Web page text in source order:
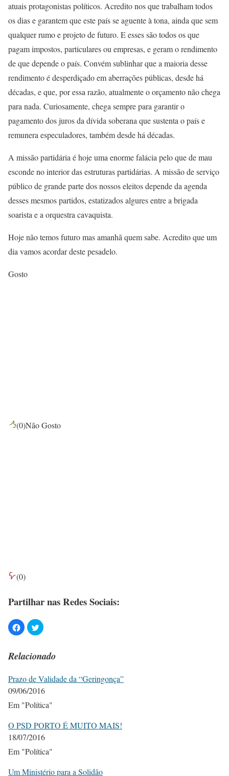
atuais protagonistas políticos. Acredito nos que trabalham todos
os dias e garantem que este país se aguente à tona, ainda que sem
qualquer rumo e projeto de futuro. E esses são todos os que
pagam impostos, particulares ou empresas, e geram o rendimento
de que depende o país. Convém sublinhar que a maioria desse
rendimento é desperdiçado em aberrações públicas, desde há
décadas, e que, por essa razão, atualmente o orçamento não chega
para nada. Curiosamente, chega sempre para garantir o
pagamento dos juros da dívida soberana que sustenta o país e
remunera especuladores, também desde há décadas.
A missão partidária é hoje uma enorme falácia pelo que de mau
esconde no interior das estruturas partidárias. A missão de serviço
público de grande parte dos nossos eleitos depende da agenda
desses mesmos partidos, estatizados algures entre a brigada
soarista e a orquestra cavaquista.
Hoje não temos futuro mas amanhã quem sabe. Acredito que um
dia vamos acordar deste pesadelo.
Gosto
(0)Não Gosto
(0)
Partilhar nas Redes Sociais:
Relacionado
Prazo de Validade da “Geringonça”
09/06/2016
Em "Política"
O PSD PORTO É MUITO MAIS!
18/07/2016
Em "Política"
Um Ministério para a Solidão